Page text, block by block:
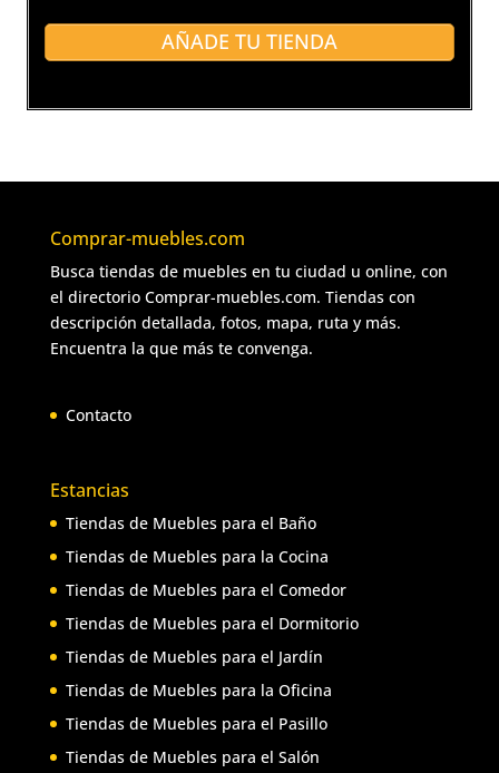
AÑADE TU TIENDA
Comprar-muebles.com
Busca tiendas de muebles en tu ciudad u online, con
el directorio Comprar-muebles.com. Tiendas con
descripción detallada, fotos, mapa, ruta y más.
Encuentra la que más te convenga.
Contacto
Estancias
Tiendas de Muebles para el Baño
Tiendas de Muebles para la Cocina
Tiendas de Muebles para el Comedor
Tiendas de Muebles para el Dormitorio
Tiendas de Muebles para el Jardín
Tiendas de Muebles para la Oficina
Tiendas de Muebles para el Pasillo
Tiendas de Muebles para el Salón